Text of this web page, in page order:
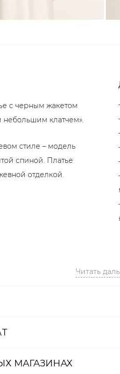
с черным жакетом
небольшим клатчем».
стиле – модель
спиной. Платье
отделкой.
Читать
МАГАЗИНАХ